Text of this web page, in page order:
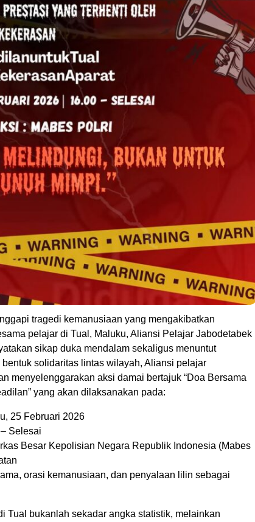
tragedi kemanusiaan yang mengakibatkan
pelajar di Tual, Maluku, Aliansi Pelajar Jabodetabek
sikap duka mendalam sekaligus menuntut
solidaritas lintas wilayah, Aliansi pelajar
menyelenggarakan aksi damai bertajuk “Doa Bersama
yang akan dilaksanakan pada:
25 Februari 2026
Selesai
Besar Kepolisian Negara Republik Indonesia (Mabes
orasi kemanusiaan, dan penyalaan lilin sebagai
Tual bukanlah sekadar angka statistik, melainkan